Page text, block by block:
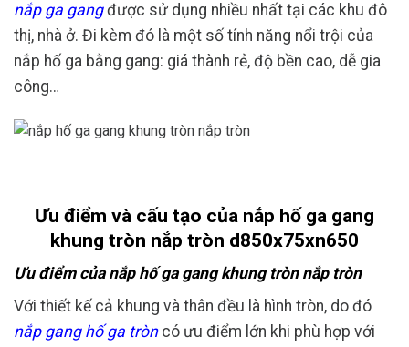
nắp ga gangđược sử dụng nhiều nhất tại các khu đô
thị, nhà ở. Đi kèm đó là một số tính năng nổi trội của
nắp hố ga bằng gang: giá thành rẻ, độ bền cao, dễ gia
công…
Ưu điểm và cấu tạo của nắp hố ga gang
khung tròn nắp tròn d850x75xn650
Ưu điểm của nắp hố ga gang khung tròn nắp tròn
Với thiết kế cả khung và thân đều là hình tròn, do đó
nắp gang hố ga tròncó ưu điểm lớn khi phù hợp với